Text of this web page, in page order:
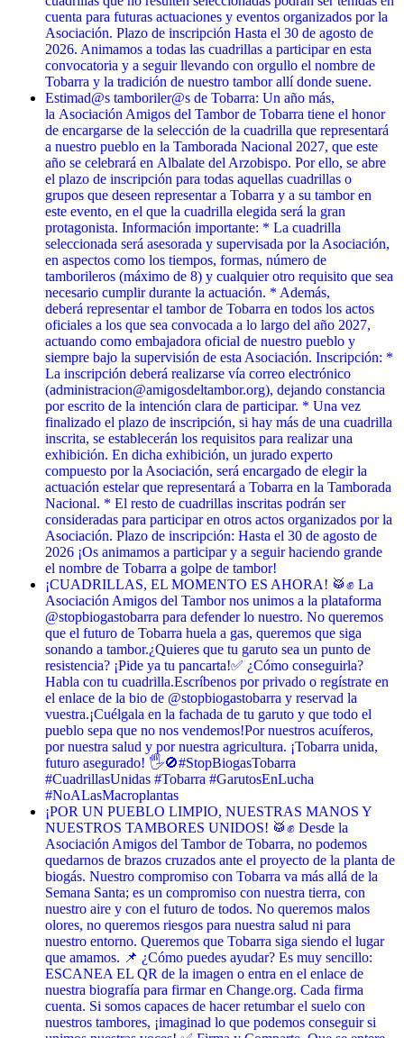
cuenta para futuras actuaciones y eventos organizados por la
Asociación. Plazo de inscripción Hasta el 30 de agosto de
2026. Animamos a todas las cuadrillas a participar en esta
convocatoria y a seguir llevando con orgullo el nombre de
Tobarra y la tradición de nuestro tambor allí donde suene.
Estimad@s tamboriler@s de Tobarra: Un año más,
la Asociación Amigos del Tambor de Tobarra tiene el honor
de encargarse de la selección de la cuadrilla que representará
a nuestro pueblo en la Tamborada Nacional 2027, que este
año se celebrará en Albalate del Arzobispo. Por ello, se abre
el plazo de inscripción para todas aquellas cuadrillas o
grupos que deseen representar a Tobarra y a su tambor en
este evento, en el que la cuadrilla elegida será la gran
protagonista. Información importante: * La cuadrilla
seleccionada será asesorada y supervisada por la Asociación,
en aspectos como los tiempos, formas, número de
tamborileros (máximo de 8) y cualquier otro requisito que sea
necesario cumplir durante la actuación. * Además,
deberá representar el tambor de Tobarra en todos los actos
oficiales a los que sea convocada a lo largo del año 2027,
actuando como embajadora oficial de nuestro pueblo y
siempre bajo la supervisión de esta Asociación. Inscripción: *
La inscripción deberá realizarse vía correo electrónico
(administracion@amigosdeltambor.org), dejando constancia
por escrito de la intención clara de participar. * Una vez
finalizado el plazo de inscripción, si hay más de una cuadrilla
inscrita, se establecerán los requisitos para realizar una
exhibición. En dicha exhibición, un jurado experto
compuesto por la Asociación, será encargado de elegir la
actuación estelar que representará a Tobarra en la Tamborada
Nacional. * El resto de cuadrillas inscritas podrán ser
consideradas para participar en otros actos organizados por la
Asociación. Plazo de inscripción: Hasta el 30 de agosto de
2026 ¡Os animamos a participar y a seguir haciendo grande
el nombre de Tobarra a golpe de tambor!
¡CUADRILLAS, EL MOMENTO ES AHORA! 🥁✊ La
Asociación Amigos del Tambor nos unimos a la plataforma
@stopbiogastobarra para defender lo nuestro. No queremos
que el futuro de Tobarra huela a gas, queremos que siga
sonando a tambor. ​¿Quieres que tu garuto sea un punto de
resistencia? ¡Pide ya tu pancarta! ​✅ ¿Cómo conseguirla? ​
Habla con tu cuadrilla. ​Escríbenos por privado o regístrate en
el enlace de la bio de @stopbiogastobarra y reservad la
vuestra. ​¡Cuélgala en la fachada de tu garuto y que todo el
pueblo sepa que no nos vendemos! ​Por nuestros acuíferos,
por nuestra salud y por nuestra agricultura. ¡Tobarra unida,
futuro asegurado! 🖐️🚫 ​#StopBiogasTobarra
#CuadrillasUnidas #Tobarra #GarutosEnLucha
#NoALasMacroplantas
¡POR UN PUEBLO LIMPIO, NUESTRAS MANOS Y
NUESTROS TAMBORES UNIDOS! 🥁✊ Desde la
Asociación Amigos del Tambor de Tobarra, no podemos
quedarnos de brazos cruzados ante el proyecto de la planta de
biogás. Nuestro compromiso con Tobarra va más allá de la
Semana Santa; es un compromiso con nuestra tierra, con
nuestro aire y con el futuro de todos. No queremos malos
olores, no queremos riesgos para nuestra salud ni para
nuestro entorno. Queremos que Tobarra siga siendo el lugar
que amamos. 📌 ¿Cómo puedes ayudar? Es muy sencillo:
ESCANEA EL QR de la imagen o entra en el enlace de
nuestra biografía para firmar en Change.org. Cada firma
cuenta. Si somos capaces de hacer retumbar el suelo con
nuestros tambores, ¡imaginad lo que podemos conseguir si